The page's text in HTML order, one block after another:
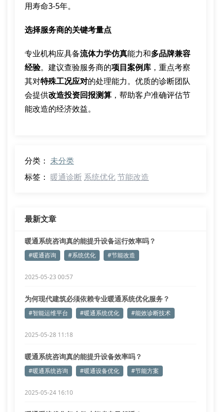
用寿命3-5年。
选择服务商的关键考量点
专业机构应具备流体力学仿真能力和多品牌兼容
经验。建议查验服务商的项目案例库 ，重点考察
其对特殊工况应对的处理能力。优质的诊断团队
会提供改造投资回报测算 ，帮助客户准确评估节
能改造的经济效益。
分类： 未分类
标签： 暖通诊断 系统优化节能改造
最新文章
暖通系统咨询真的能提升设备运行效率吗？
#暖通咨询 #系统优化 #节能改造
2025-05-23 00:57
为何现代建筑必须依赖专业暖通系统优化服务？
#智能运维平台 #暖通系统优化 #能效诊断技术
2025-05-28 11:18
暖通系统咨询真的能提升设备效率吗？
#暖通系统咨询 #暖通设备优化 #节能方案
2025-05-24 16:10